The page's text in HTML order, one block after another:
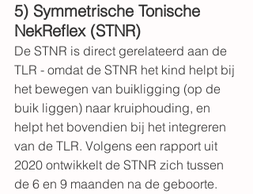
5) Symmetrische Tonische
NekReflex (STNR)
De STNR is direct gerelateerd aan de
TLR - omdat de STNR het kind helpt bij
het bewegen van buikligging (op de
buik liggen) naar kruiphouding, en
helpt het bovendien bij het integreren
van de TLR. Volgens een rapport uit
2020 ontwikkelt de STNR zich tussen
de 6 en 9 maanden na de geboorte.